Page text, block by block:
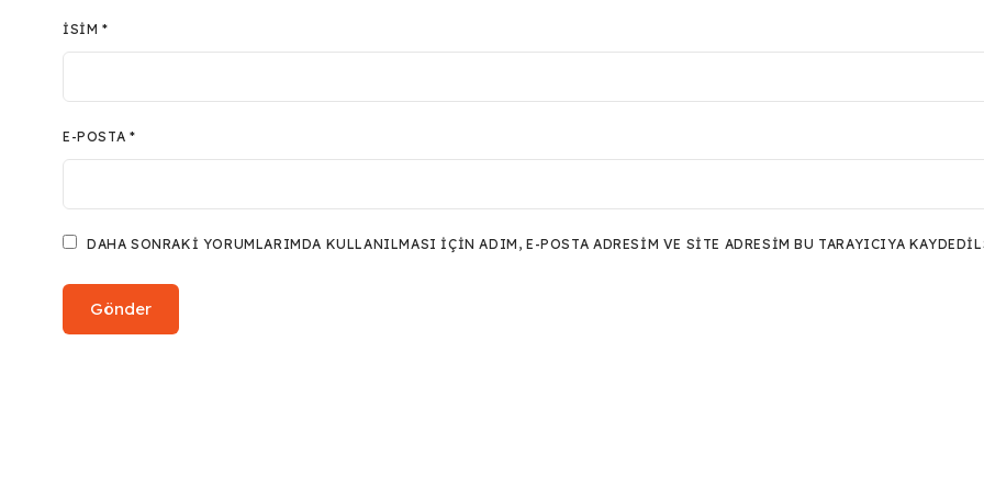
İSIM*
E-POSTA *
DAHA SONRAKI YORUMLARIMDA KULLANILMASI IÇIN ADIM, E-POSTA ADRESIM VE SITE ADRESIM BU TARAYICIYA